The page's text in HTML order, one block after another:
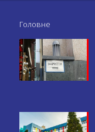
Головне